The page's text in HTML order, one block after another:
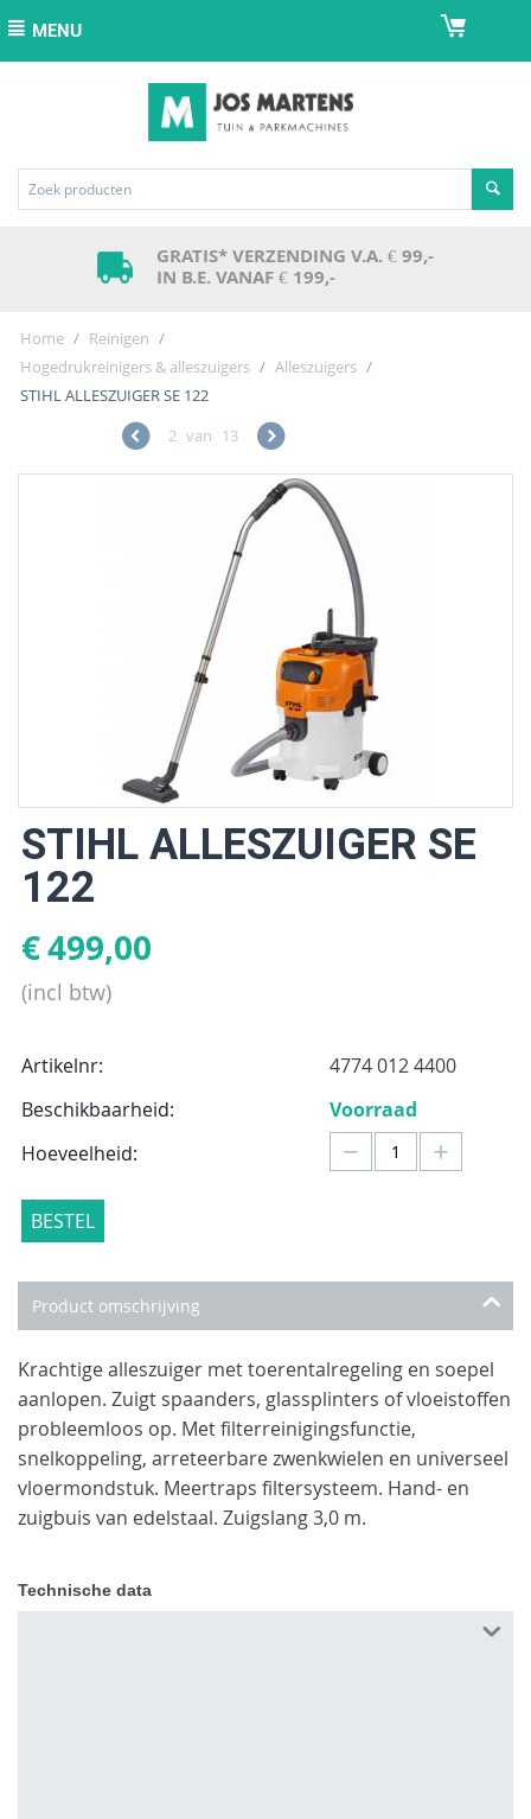
MENU
GRATIS* VERZENDING V.A. € 99,-
IN B.E. VANAF € 199,-
Home / Reinigen /
Hogedrukreinigers & alleszuigers / Alleszuigers /
STIHL ALLESZUIGER SE 122
2 van 13
STIHL ALLESZUIGER SE
122
€499,00
(incl btw)
Artikelnr:
4774 012 4400
Beschikbaarheid:
Voorraad
Hoeveelheid:
+
−
BESTEL
Product omschrijving
Krachtige alleszuiger met toerentalregeling en soepel
aanlopen. Zuigt spaanders, glassplinters of vloeistoffen
probleemloos op. Met filterreinigingsfunctie,
snelkoppeling, arreteerbare zwenkwielen en universeel
vloermondstuk. Meertraps filtersysteem. Hand- en
zuigbuis van edelstaal. Zuigslang 3,0 m.
Technische data